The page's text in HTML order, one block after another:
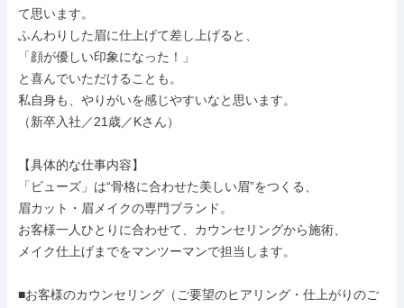
て思います。
ふんわりした眉に仕上げて差し上げると、
「顔が優しい印象になった！」
と喜んでいただけることも。
私自身も、やりがいを感じやすいなと思います。
（新卒入社／21歳／Kさん）
【具体的な仕事内容】
「ビューズ」は“骨格に合わせた美しい眉”をつくる、
眉カット・眉メイクの専門ブランド。
お客様一人ひとりに合わせて、カウンセリングから施術、
メイク仕上げまでをマンツーマンで担当します。
■お客様のカウンセリング（ご要望のヒアリング・仕上がりのご